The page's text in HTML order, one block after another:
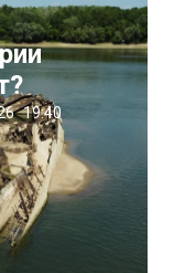
19:40